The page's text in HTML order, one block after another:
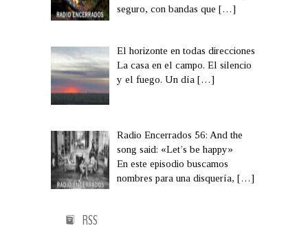
seguro, con bandas que[…]
El horizonte en todas direcciones
La casa en el campo. El silencio
y el fuego. Un día[…]
Radio Encerrados 56: And the
song said: «Let’s be happy»
En este episodio buscamos
nombres para una disquería,[…]
RSS